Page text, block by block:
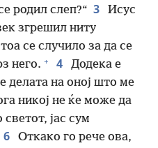
родил слеп?“ 3
Исус
згрешил ниту
се случило за да се
него. + 4
Додека е
делата на оној што ме
никој не ќе може да
јас сум
6
Откако го рече ова,